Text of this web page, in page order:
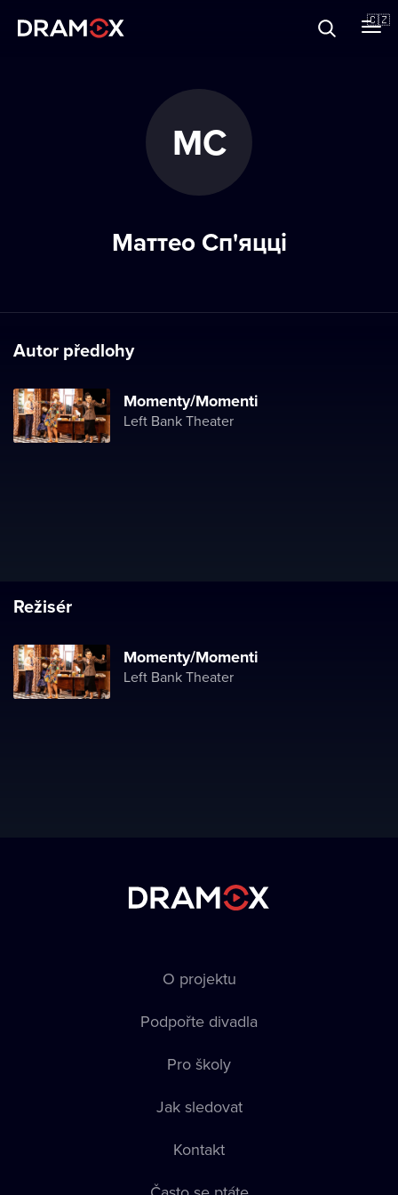
🇨🇿
МС
Маттео Сп'яцці
Autor předlohy
Momenty/Momenti
Left Bank Theater
Režisér
Momenty/Momenti
Left Bank Theater
O projektu
Podpořte divadla
Pro školy
Jak sledovat
Kontakt